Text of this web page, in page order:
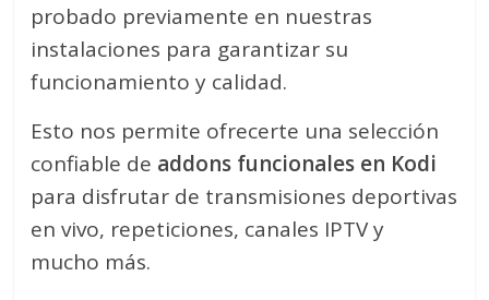
probado previamente en nuestras
instalaciones para garantizar su
funcionamiento y calidad.
Esto nos permite ofrecerte una selección
confiable de addons funcionales en Kodi
para disfrutar de transmisiones deportivas
en vivo, repeticiones, canales IPTV y
mucho más.